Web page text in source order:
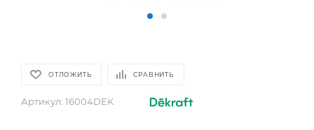
ОТЛОЖИТЬ СРАВНИТЬ
Артикул: 16004DEK